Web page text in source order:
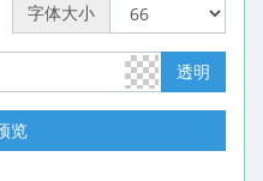
字体大小
透明
览